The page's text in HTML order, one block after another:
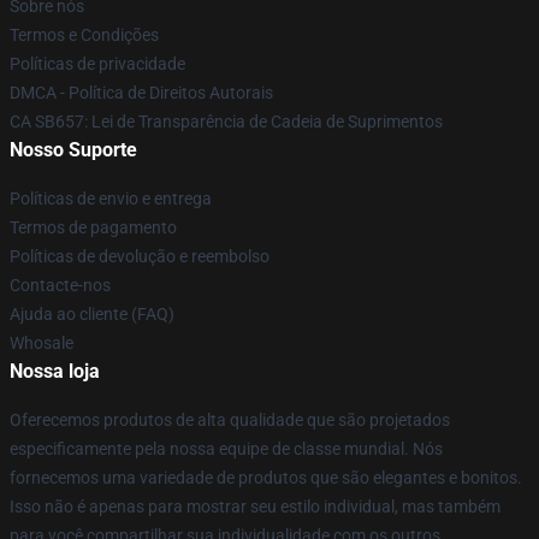
Sobre nós
Termos e Condições
Políticas de privacidade
DMCA - Política de Direitos Autorais
CA SB657: Lei de Transparência de Cadeia de Suprimentos
Nosso Suporte
Políticas de envio e entrega
Termos de pagamento
Políticas de devolução e reembolso
Contacte-nos
Ajuda ao cliente (FAQ)
Whosale
Nossa loja
Oferecemos produtos de alta qualidade que são projetados
especificamente pela nossa equipe de classe mundial. Nós
fornecemos uma variedade de produtos que são elegantes e bonitos.
Isso não é apenas para mostrar seu estilo individual, mas também